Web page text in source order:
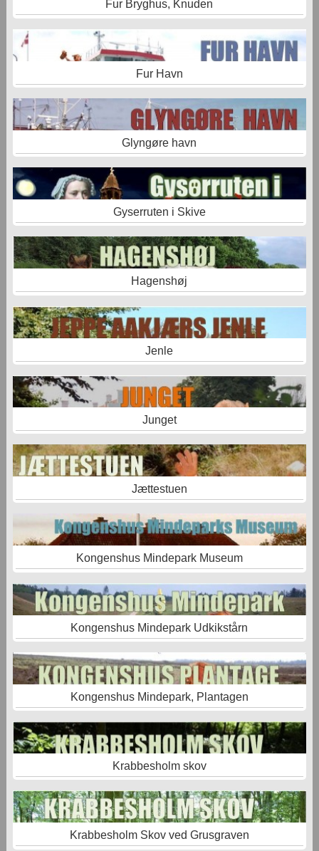
Fur Bryghus, Knuden
Fur Havn
Glyngøre havn
Gyserruten i Skive
Hagenshøj
Jenle
Junget
Jættestuen
Kongenshus Mindepark Museum
Kongenshus Mindepark Udkikstårn
Kongenshus Mindepark, Plantagen
Krabbesholm skov
Krabbesholm Skov ved Grusgraven